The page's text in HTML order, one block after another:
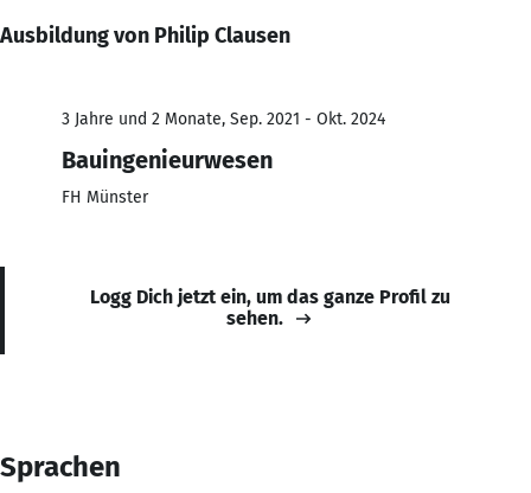
Ausbildung von Philip Clausen
3 Jahre und 2 Monate, Sep. 2021 - Okt. 2024
Bauingenieurwesen
FH Münster
Logg Dich jetzt ein, um das ganze Profil zu
sehen.
Sprachen